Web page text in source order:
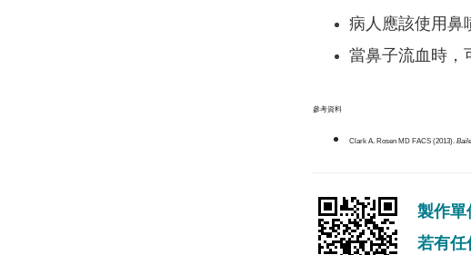
病人應該使用鼻
當鼻子流血時，
參考資料
Clark A. Rosen MD FACS (2013).
製作
若有任